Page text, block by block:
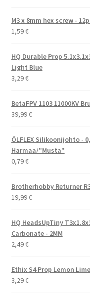
M3 x 8mm hex screw -
1,59€
HQ Durable Prop
Light Blue
3,29€
BetaFPV 1103 11000KV
39,99€
ÖLFLEX Silikoonijohto -
Harmaa/"Musta"
0,79€
Brotherhobby Returner
19,99€
HQ HeadsUpTiny
Carbonate - 2MM
2,49€
Ethix S4 Prop Lemon
3,29€